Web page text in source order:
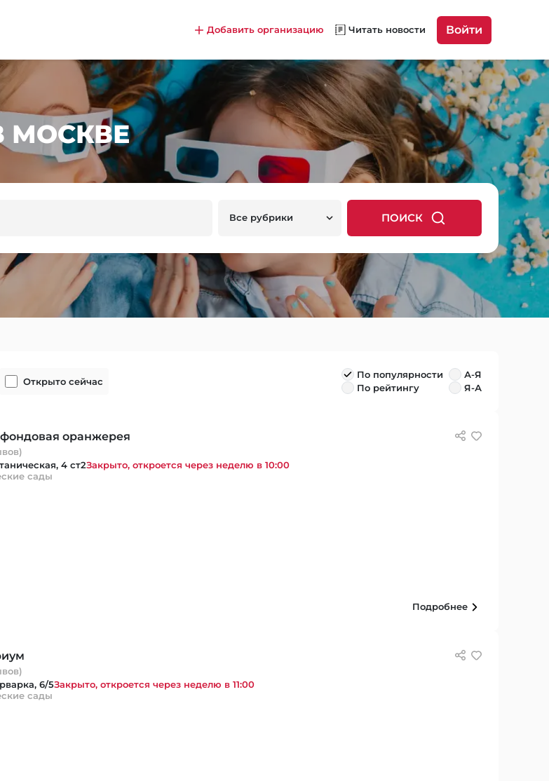
Добавить организацию Читать новости Войти
МОСКВЕ
Все рубрики ПОИСК
Открыто сейчас
По популярности
По рейтингу
А-Я
Я-А
оранжерея
4 ст2Закрыто, откроется через неделю в 10:00
сады
Подробнее
6/5Закрыто, откроется через неделю в 11:00
сады